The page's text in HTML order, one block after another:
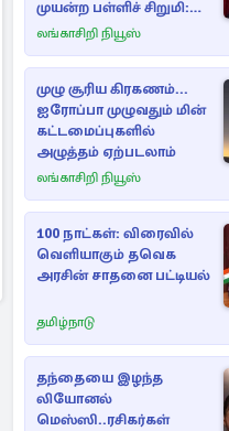
முயன்ற பள்ளிச் சிறுமி:
விசாரணையின் கூறிய
லங்காசிறி நியூஸ்
முழு சூரிய கிரகணம்...
ஐரோப்பா முழுவதும் மின்
கட்டமைப்புகளில்
அழுத்தம் ஏற்படலாம்
லங்காசிறி நியூஸ்
100 நாட்கள்: விரைவில்
வெளியாகும் தவெக
அரசின் சாதனை பட்டியல்
தமிழ்நாடு
தந்தையை இழந்த
லியோனல்
மெஸ்ஸி..ரசிகர்கள்